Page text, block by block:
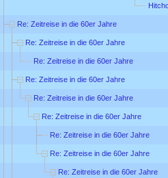
Re: Zeitreise in die 60er Jahre
Re: Zeitreise in die 60er Jahre
Re: Zeitreise in die 60er Jahre
Re: Zeitreise in die 60er Jahre
Re: Zeitreise in die 60er Jahre
Re: Zeitreise in die 60er Jahre
Re: Zeitreise in die 60er Jahre
Re: Zeitreise in die 60er Jahre
Re: Zeitreise in die 60er Jahre